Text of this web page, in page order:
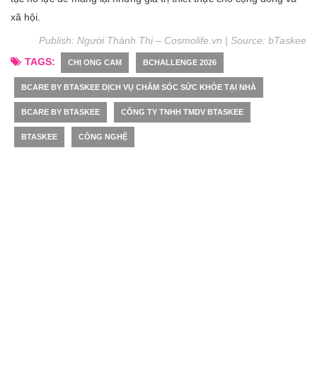
xã hội.
Publish: Người Thành Thị – Cosmolife.vn | Source: bTaskee
TAGS:
CHỊ ONG CAM BCHALLENGE 2026
BCARE BY BTASKEE DỊCH VỤ CHĂM SÓC SỨC KHỎE TẠI NHÀ
BCARE BY BTASKEE CÔNG TY TNHH TMDV BTASKEE
BTASKEE CÔNG NGHỆ